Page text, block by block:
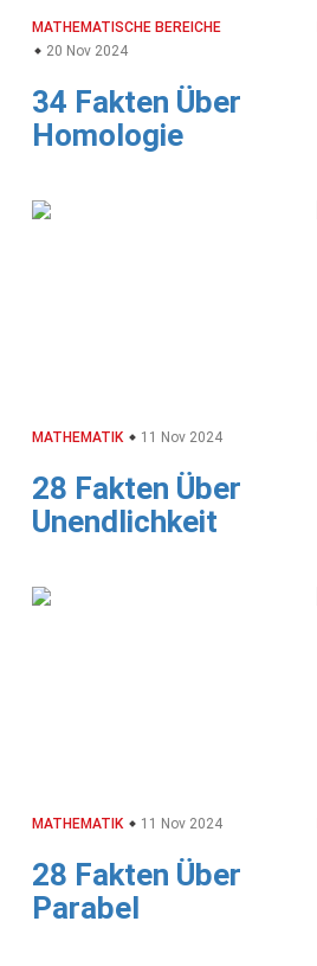
MATHEMATISCHE BEREICHE
20 Nov 2024
34 Fakten Über
Homologie
MATHEMATIK 11 Nov 2024
28 Fakten Über
Unendlichkeit
MATHEMATIK 11 Nov 2024
28 Fakten Über
Parabel